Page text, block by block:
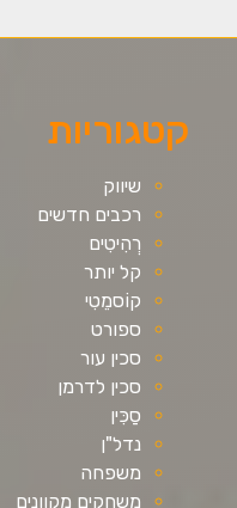
קטגוריות
שיווק
רכבים חדשים
רְהִיטִים
קל יותר
קוֹסמֵטִי
ספורט
סכין עור
סכין לדרמן
סַכִּין
נדל"ן
משפחה
משחקים מקוונים